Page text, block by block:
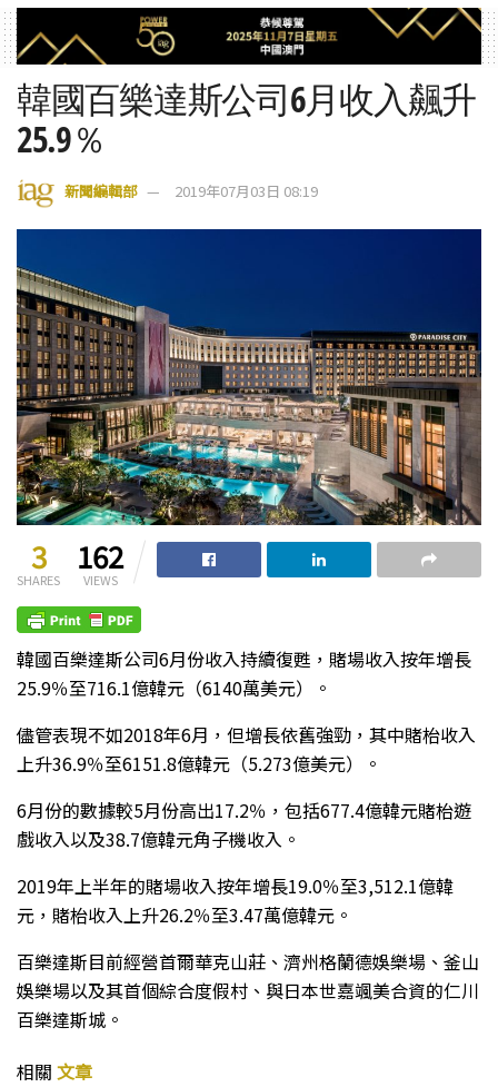
韓國百樂達斯公司6月收入飆升
25.9％
新聞編輯部 2019年07月03日 08:19
3
SHARES
162
VIEWS
韓國百樂達斯公司6月份收入持續復甦，賭場收入按年增長
25.9％至716.1億韓元（6140萬美元）。
儘管表現不如2018年6月，但增長依舊強勁，其中賭枱收入
上升36.9％至6151.8億韓元（5.273億美元）。
6月份的數據較5月份高出17.2％，包括677.4億韓元賭枱遊
戲收入以及38.7億韓元角子機收入。
2019年上半年的賭場收入按年增長19.0％至3,512.1億韓
元，賭枱收入上升26.2％至3.47萬億韓元。
百樂達斯目前經營首爾華克山莊、濟州格蘭德娛樂場、釜山
娛樂場以及其首個綜合度假村、與日本世嘉颯美合資的仁川
百樂達斯城。
相關 文章